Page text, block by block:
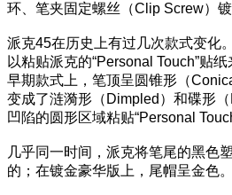
环、笔夹固定螺丝（Clip Screw）镀
派克45在历史上有过几次款式变化
以粘贴派克的“Personal Touch”贴
早期款式上，笔顶呈圆锥形（
变成了涟漪形（Dimpled）和碟形
凹陷的圆形区域粘贴“Personal
几乎同一时间，派克将笔尾的黑色
的；在镀金豪华版上，尾帽呈金色。